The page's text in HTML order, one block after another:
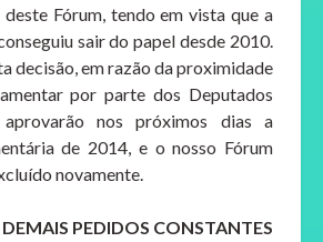
Fórum, tendo em vista que a
sair do papel desde 2010.
decisão, em razão da proximidade
por parte dos Deputados
aprovarão nos próximos dias a
de 2014, e o nosso Fórum
novamente.
PEDIDOS CONSTANTES